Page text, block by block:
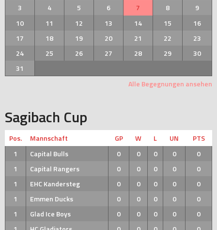
3
4 5 6 7 8
9
10
11 12 13 14 15
16
17
18 19 20 21 22
23
24
25 26 27 28 29
30
31
Alle Begegnungen ansehen
Sagibach Cup
Pos. Mannschaft GP W L UN
PTS
1
Capital Bulls 0 0 0 0
0
1
Capital Rangers 0 0 0 0
0
1
EHC Kandersteg 0 0 0 0
0
1
Emmen Ducks 0 0 0 0
0
1
Glad Ice Boys 0 0 0 0
0